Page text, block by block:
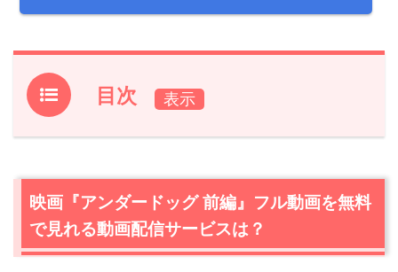
目次
1.映画『アンダードッグ 前編』フル動画を無料で見れる動
番おすすめ
2.
映画『アンダードッグ 前編』フル動画を無料
で見れる動画配信サービスは？